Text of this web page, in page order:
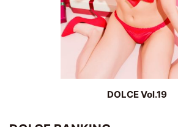
DOLCE Vol.19